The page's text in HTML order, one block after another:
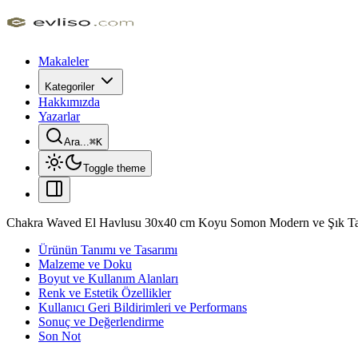
Makaleler
Kategoriler
Hakkımızda
Yazarlar
Ara...⌘K
Toggle theme
Chakra Waved El Havlusu 30x40 cm Koyu Somon Modern ve Şık
Ürünün Tanımı ve Tasarımı
Malzeme ve Doku
Boyut ve Kullanım Alanları
Renk ve Estetik Özellikler
Kullanıcı Geri Bildirimleri ve Performans
Sonuç ve Değerlendirme
Son Not